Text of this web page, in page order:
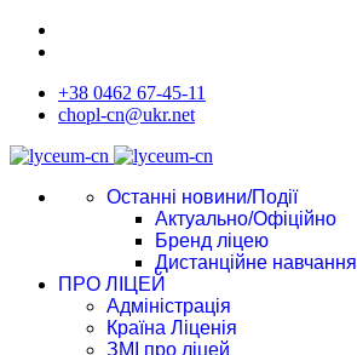
+38 0462 67-45-11
chopl-cn@ukr.net
Останні новини/Події
Актуально/Офіційно
Бренд ліцею
Дистанційне навчання
ПРО ЛІЦЕЙ
Адміністрація
Країна Ліценія
ЗМІ про ліцей